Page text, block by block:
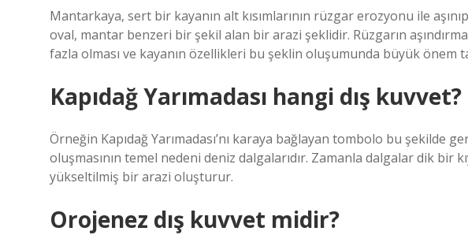
Mantarkaya, sert bir kayanın alt kısımlarının rüzgar erozyonu ile
oval, mantar benzeri bir şekil alan bir arazi şeklidir. Rüzgarın
fazla olması ve kayanın özellikleri bu şeklin oluşumunda büyük önem
Kapıdağ Yarımadası hangi dış kuvvet?
Örneğin Kapıdağ Yarımadası’nı karaya bağlayan tombolo bu şekilde
oluşmasının temel nedeni deniz dalgalarıdır. Zamanla dalgalar dik bir
yükseltilmiş bir arazi oluşturur.
Orojenez dış kuvvet midir?